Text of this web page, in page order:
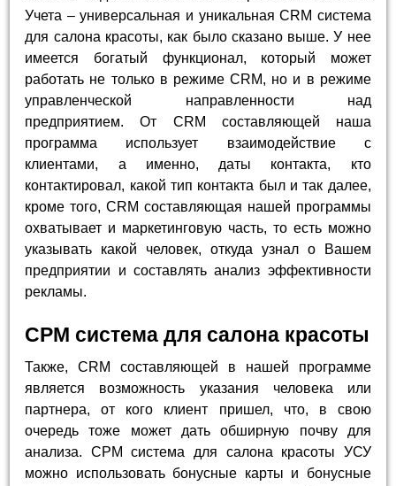
Учета – универсальная и уникальная CRM система
для салона красоты, как было сказано выше. У нее
имеется богатый функционал, который может
работать не только в режиме CRM, но и в режиме
управленческой направленности над
предприятием. От CRM составляющей наша
программа использует взаимодействие с
клиентами, а именно, даты контакта, кто
контактировал, какой тип контакта был и так далее,
кроме того, CRM составляющая нашей программы
охватывает и маркетинговую часть, то есть можно
указывать какой человек, откуда узнал о Вашем
предприятии и составлять анализ эффективности
рекламы.
СРМ система для салона красоты
Также, CRM составляющей в нашей программе
является возможность указания человека или
партнера, от кого клиент пришел, что, в свою
очередь тоже может дать обширную почву для
анализа. СРМ система для салона красоты УСУ
можно использовать бонусные карты и бонусные